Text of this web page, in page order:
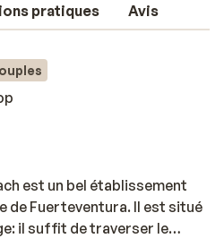
pratiques Avis
est un bel établissement
de Fuerteventura. Il est situé
il suffit de traverser le